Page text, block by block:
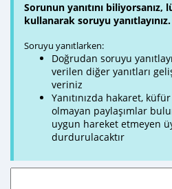
Sorunun yanıtını biliyorsanız,
kullanarak soruyu yanıtlayınız.
Soruyu yanıtlarken:
Doğrudan soruyu
verilen diğer yanıtları
veriniz
Yanıtınızda hakaret,
olmayan paylaşımlar
uygun hareket etmeyen
durdurulacaktır